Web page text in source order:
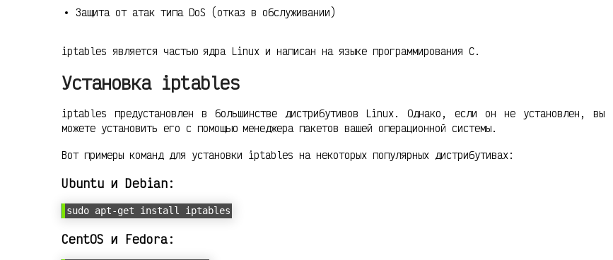
Защита от атак типа DoS (отказ в обслуживании)
iptables является частью ядра Linux и написан на языке программирования C.
Установка iptables
iptables предустановлен в большинстве дистрибутивов Linux. Однако, если он не установлен, вы
можете установить его с помощью менеджера пакетов вашей операционной системы.
Вот примеры команд для установки iptables на некоторых популярных дистрибутивах:
Ubuntu и Debian:
sudo apt-get install iptables
CentOS и Fedora: